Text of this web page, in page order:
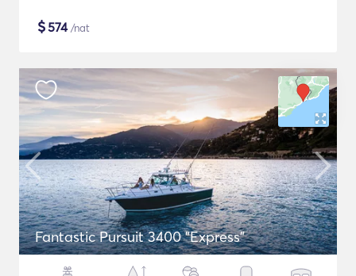
$574/nat
Fantastic Pursuit 3400 "Express"